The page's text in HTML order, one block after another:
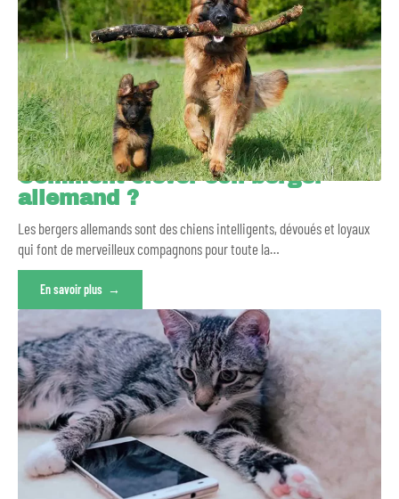
Comment élever son berger
allemand ?
Les bergers allemands sont des chiens intelligents, dévoués et loyaux
qui font de merveilleux compagnons pour toute la…
En savoir plus